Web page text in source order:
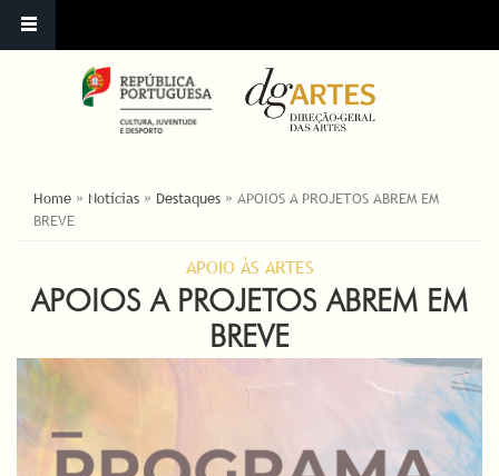
ESTÁ AQUI
Home » Notícias » Destaques » APOIOS A PROJETOS ABREM EM
BREVE
APOIO ÀS ARTES
APOIOS A PROJETOS ABREM EM
BREVE